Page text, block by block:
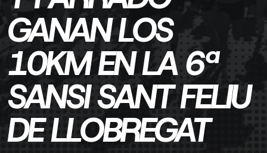
GANAN LOS
10KM EN LA 6ª
SANSI SANT FELIU
DE LLOBREGAT